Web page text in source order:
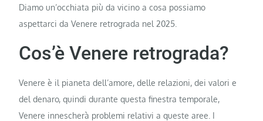
Diamo un’occhiata più da vicino a cosa possiamo
aspettarci da Venere retrograda nel 2025.
Cos’è Venere retrograda?
Venere è il pianeta dell’amore, delle relazioni, dei valori e
del denaro, quindi durante questa finestra temporale,
Venere innescherà problemi relativi a queste aree. I